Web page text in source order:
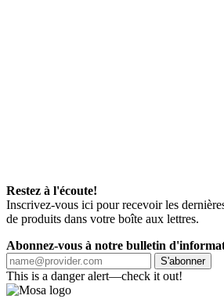
Restez à l'écoute!
Inscrivez-vous ici pour recevoir les
de produits dans votre boîte aux lettres.
Abonnez-vous à notre bulletin
S'abonner
This is a danger alert—check it out!